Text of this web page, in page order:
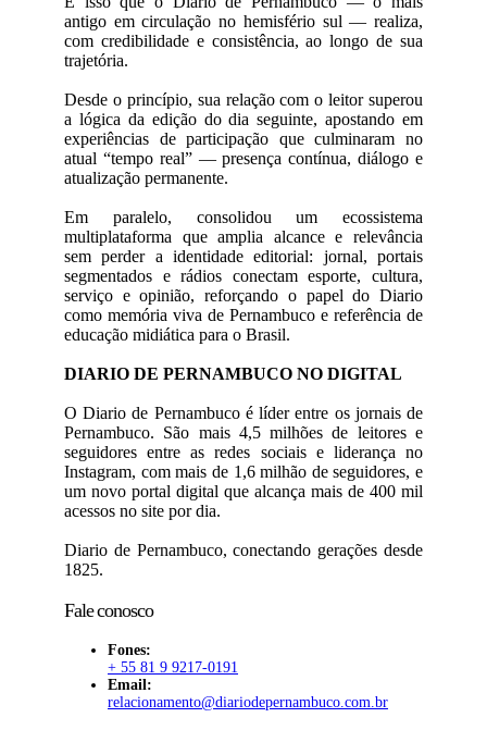
antigo em circulação no hemisfério sul — realiza,
com credibilidade e consistência, ao longo de sua
trajetória.
Desde o princípio, sua relação com o leitor superou
a lógica da edição do dia seguinte, apostando em
experiências de participação que culminaram no
atual “tempo real” — presença contínua, diálogo e
atualização permanente.
Em paralelo, consolidou um ecossistema
multiplataforma que amplia alcance e relevância
sem perder a identidade editorial: jornal, portais
segmentados e rádios conectam esporte, cultura,
serviço e opinião, reforçando o papel do Diario
como memória viva de Pernambuco e referência de
educação midiática para o Brasil.
DIARIO DE PERNAMBUCO NO DIGITAL
O Diario de Pernambuco é líder entre os jornais de
Pernambuco. São mais 4,5 milhões de leitores e
seguidores entre as redes sociais e liderança no
Instagram, com mais de 1,6 milhão de seguidores, e
um novo portal digital que alcança mais de 400 mil
acessos no site por dia.
Diario de Pernambuco, conectando gerações desde
1825.
Fale conosco
Fones:
+ 55 81 9 9217-0191
Email:
relacionamento@diariodepernambuco.com.br